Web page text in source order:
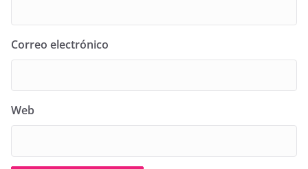
Correo electrónico
Web